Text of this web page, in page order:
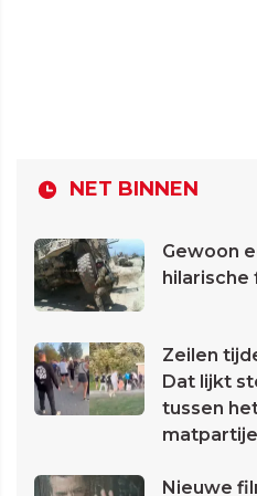
NET BINNEN
Gewoon
Zeilen
Dat lijkt
tussen
Nieuwe